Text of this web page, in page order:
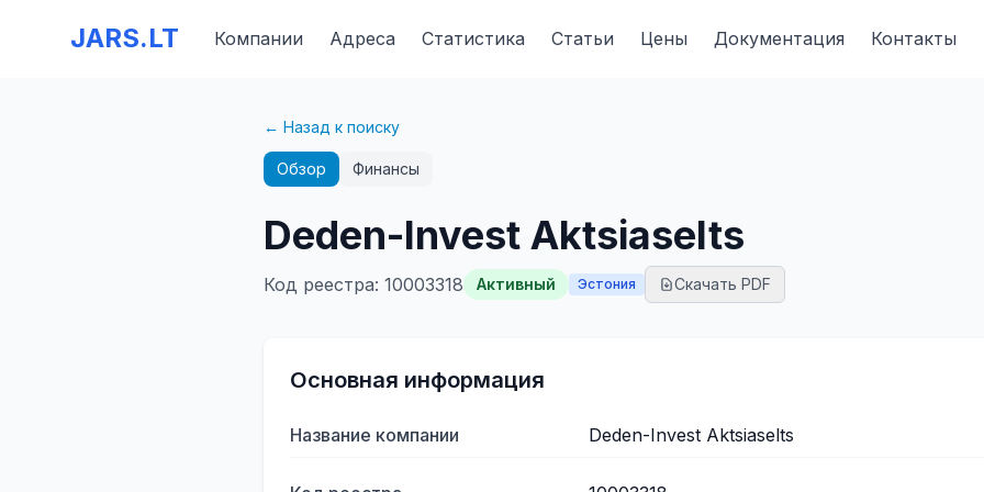
JARS.LT Компании Адреса Статистика Статьи Цены Документация Контакты
← Назад к поиску
Обзор Финансы
Deden-Invest Aktsiaselts
Код реестра: 10003318 Активный Эстония Скачать PDF
Основная информация
Название компании Deden-Invest Aktsiaselts